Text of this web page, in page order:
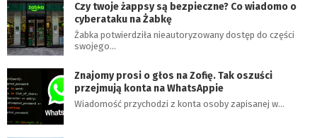
Czy twoje żappsy są bezpieczne? Co wiadomo o
cyberataku na Żabkę
Żabka potwierdziła nieautoryzowany dostęp do części
swojego…
Znajomy prosi o głos na Zofię. Tak oszuści
przejmują konta na WhatsAppie
Wiadomość przychodzi z konta osoby zapisanej w…